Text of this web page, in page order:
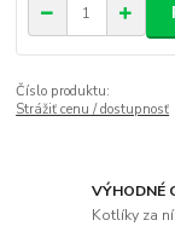
Číslo produktu:
Strážiť cenu / dostupnosť
VÝHODNÉ
Kotlíky za